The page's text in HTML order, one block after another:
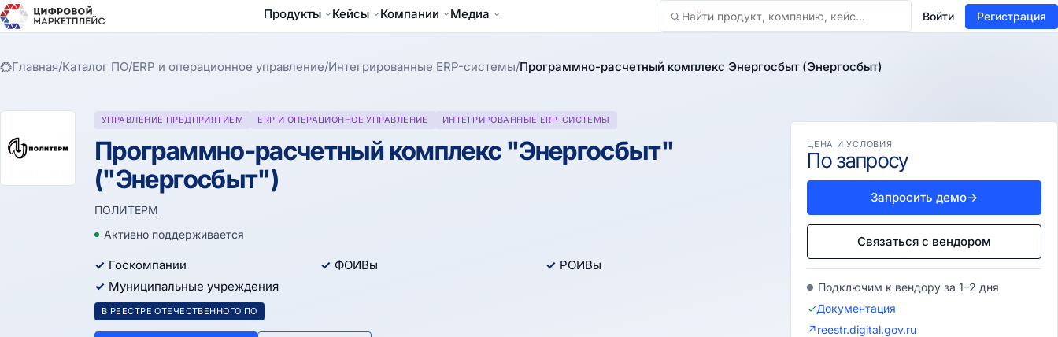
Продукты Кейсы Компании Медиа
Найти Войти Регистрация
Главная/Каталог ПО/ERP и операционное управление/Интегрированные ERP-системы/Программно-расчетный комплекс Энергосбыт (Энергосбыт)
УПРАВЛЕНИЕ ПРЕДПРИЯТИЕМ ERP И ОПЕРАЦИОННОЕ УПРАВЛЕНИЕ ИНТЕГРИРОВАННЫЕ ERP-СИСТЕМЫ
Программно-расчетный комплекс "Энергосбыт"
("Энергосбыт")
ПОЛИТЕРМ
Активно поддерживается
Госкомпании ФОИВы
РОИВы
Муниципальные учреждения
В РЕЕСТРЕ ОТЕЧЕСТВЕННОГО ПО
ЦЕНА И УСЛОВИЯ
По запросу
Запросить демо→
Связаться с вендором
Подключим к вендору за 1–2 дня
✓Документация
↗reestr.digital.gov.ru